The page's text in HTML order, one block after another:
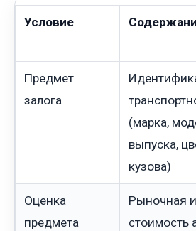
Условие
Предмет
залога
(марка,
выпуска,
кузова)
Оценка
предмета
Рыночная
стоимость